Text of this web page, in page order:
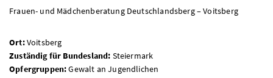
Frauen- und Mädchenberatung Deutschlandsberg – Voitsberg
Ort:Voitsberg
Zuständig für Bundesland: Steiermark
Opfergruppen:Gewalt an Jugendlichen